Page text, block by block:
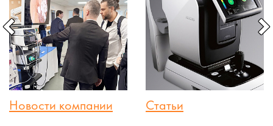
Новости компании Статьи